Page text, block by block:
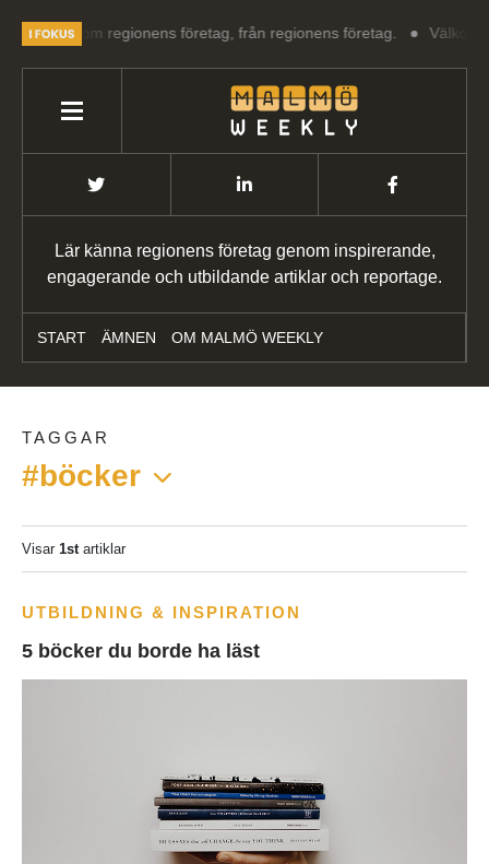
om regionens företag, från regionens företag. Välkommen till
Lär känna regionens företag genom inspirerande,
engagerande och utbildande artiklar och reportage.
START ÄMNEN OM MALMÖ WEEKLY
TAGGAR
#böcker
Visar 1startiklar
UTBILDNING & INSPIRATION
5 böcker du borde ha läst